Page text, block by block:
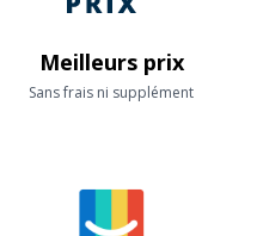
Meilleurs prix
Sans frais ni supplément